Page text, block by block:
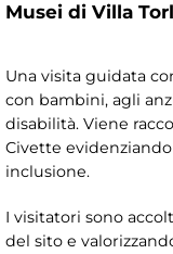
Musei di Villa
Una visita guidata
con bambini, agli
disabilità. Viene
Civette
inclusione.
I visitatori sono
del sito e